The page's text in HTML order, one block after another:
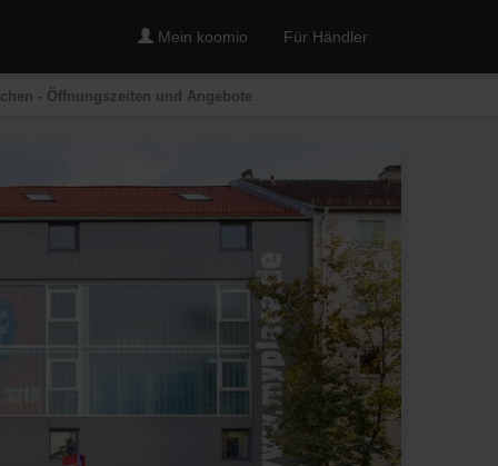
Mein koomio Für Händler
- Öffnungszeiten und Angebote